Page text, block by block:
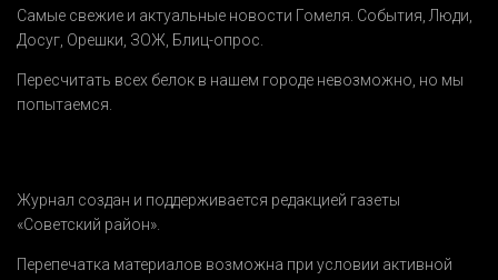
Самые свежие и актуальные новости Гомеля. События,Люди,
Досуг, Орешки, ЗОЖ, Блиц-опрос.
Пересчитать всех белок в нашем городе невозможно, но мы
попытаемся.
Журнал создан и поддерживается редакцией газеты
«Советский район».
Перепечатка материалов возможна при условии активной